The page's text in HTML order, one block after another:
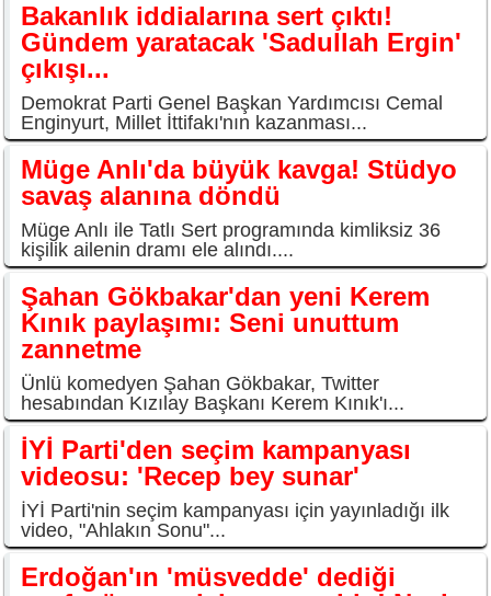
Bakanlık iddialarına sert çıktı!
Gündem yaratacak 'Sadullah Ergin'
çıkışı...
Demokrat Parti Genel Başkan Yardımcısı Cemal
Enginyurt, Millet İttifakı'nın kazanması...
Müge Anlı'da büyük kavga! Stüdyo
savaş alanına döndü
Müge Anlı ile Tatlı Sert programında kimliksiz 36
kişilik ailenin dramı ele alındı....
Şahan Gökbakar'dan yeni Kerem
Kınık paylaşımı: Seni unuttum
zannetme
Ünlü komedyen Şahan Gökbakar, Twitter
hesabından Kızılay Başkanı Kerem Kınık'ı...
İYİ Parti'den seçim kampanyası
videosu: 'Recep bey sunar'
İYİ Parti'nin seçim kampanyası için yayınladığı ilk
video, "Ahlakın Sonu"...
Erdoğan'ın 'müsvedde' dediği